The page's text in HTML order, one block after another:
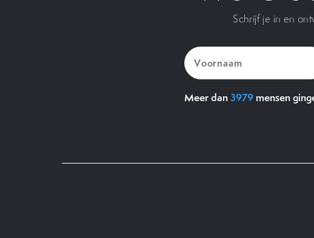
Schrijf je in en
Voornaam
(Vereist)
Meer dan3979 mensen